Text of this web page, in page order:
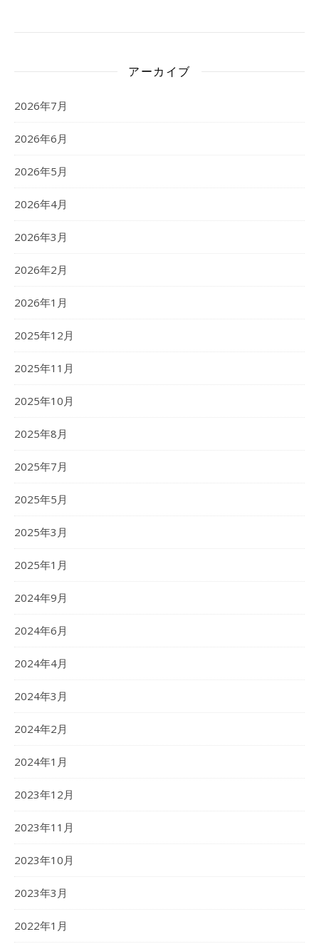
アーカイブ
2026年7月
2026年6月
2026年5月
2026年4月
2026年3月
2026年2月
2026年1月
2025年12月
2025年11月
2025年10月
2025年8月
2025年7月
2025年5月
2025年3月
2025年1月
2024年9月
2024年6月
2024年4月
2024年3月
2024年2月
2024年1月
2023年12月
2023年11月
2023年10月
2023年3月
2022年1月